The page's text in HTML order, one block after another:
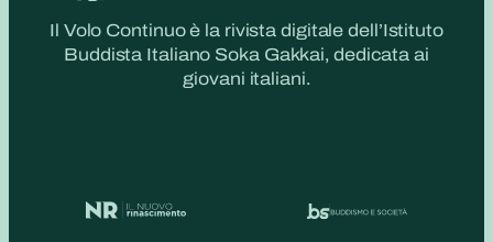
Il Volo Continuo è la rivista digitale dell’Istituto
Buddista Italiano Soka Gakkai, dedicata ai
giovani italiani.